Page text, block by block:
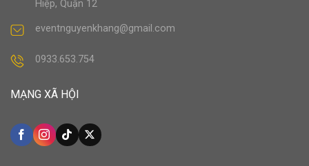
Hiệp, Quận 12
eventnguyenkhang@gmail.com
0933.653.754
MẠNG XÃ HỘI